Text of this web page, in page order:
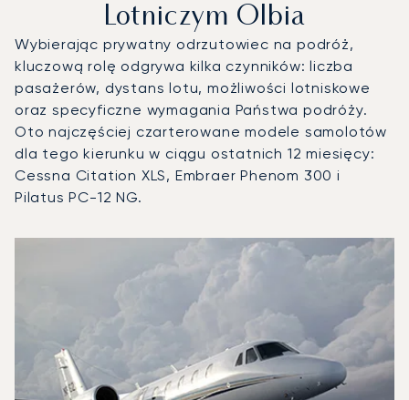
Lotniczym Olbia
Wybierając prywatny odrzutowiec na podróż,
kluczową rolę odgrywa kilka czynników: liczba
pasażerów, dystans lotu, możliwości lotniskowe
oraz specyficzne wymagania Państwa podróży.
Oto najczęściej czarterowane modele samolotów
dla tego kierunku w ciągu ostatnich 12 miesięcy:
Cessna Citation XLS, Embraer Phenom 300 i
Pilatus PC-12 NG.
Model samolotuOperacje lotnicze w
Prędkość (km/h)
Prędkość (węzły)
Zasięg (NM)